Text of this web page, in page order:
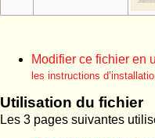
Modifier ce fichier en
les instructions
Utilisation du fichier
Les 3 pages suivantes